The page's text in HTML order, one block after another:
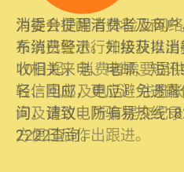
消委会提醒消费者及商
布消费警示。如接获以
收相关来电、电邮、短
轻信回应，更应避免透
问，请致电防骗易热线
2222查询。
为提升使用者体验及网
系统已经进行升级及推
10日起，消费者需要提
名、电邮及电话）注册
询及建议。所有提交纪
方便日后作出跟进。